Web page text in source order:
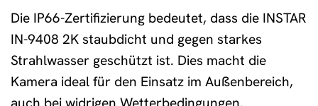
Die IP66-Zertifizierung bedeutet, dass die INSTAR
IN-9408 2K staubdicht und gegen starkes
Strahlwasser geschützt ist. Dies macht die
Kamera ideal für den Einsatz im Außenbereich,